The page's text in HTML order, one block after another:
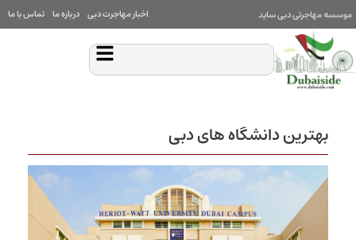
موسسه مهاجرتی دبی ساید اخبار مهاجرت دبی درباره ما تماس با ما
بهترین دانشگاه های دبی